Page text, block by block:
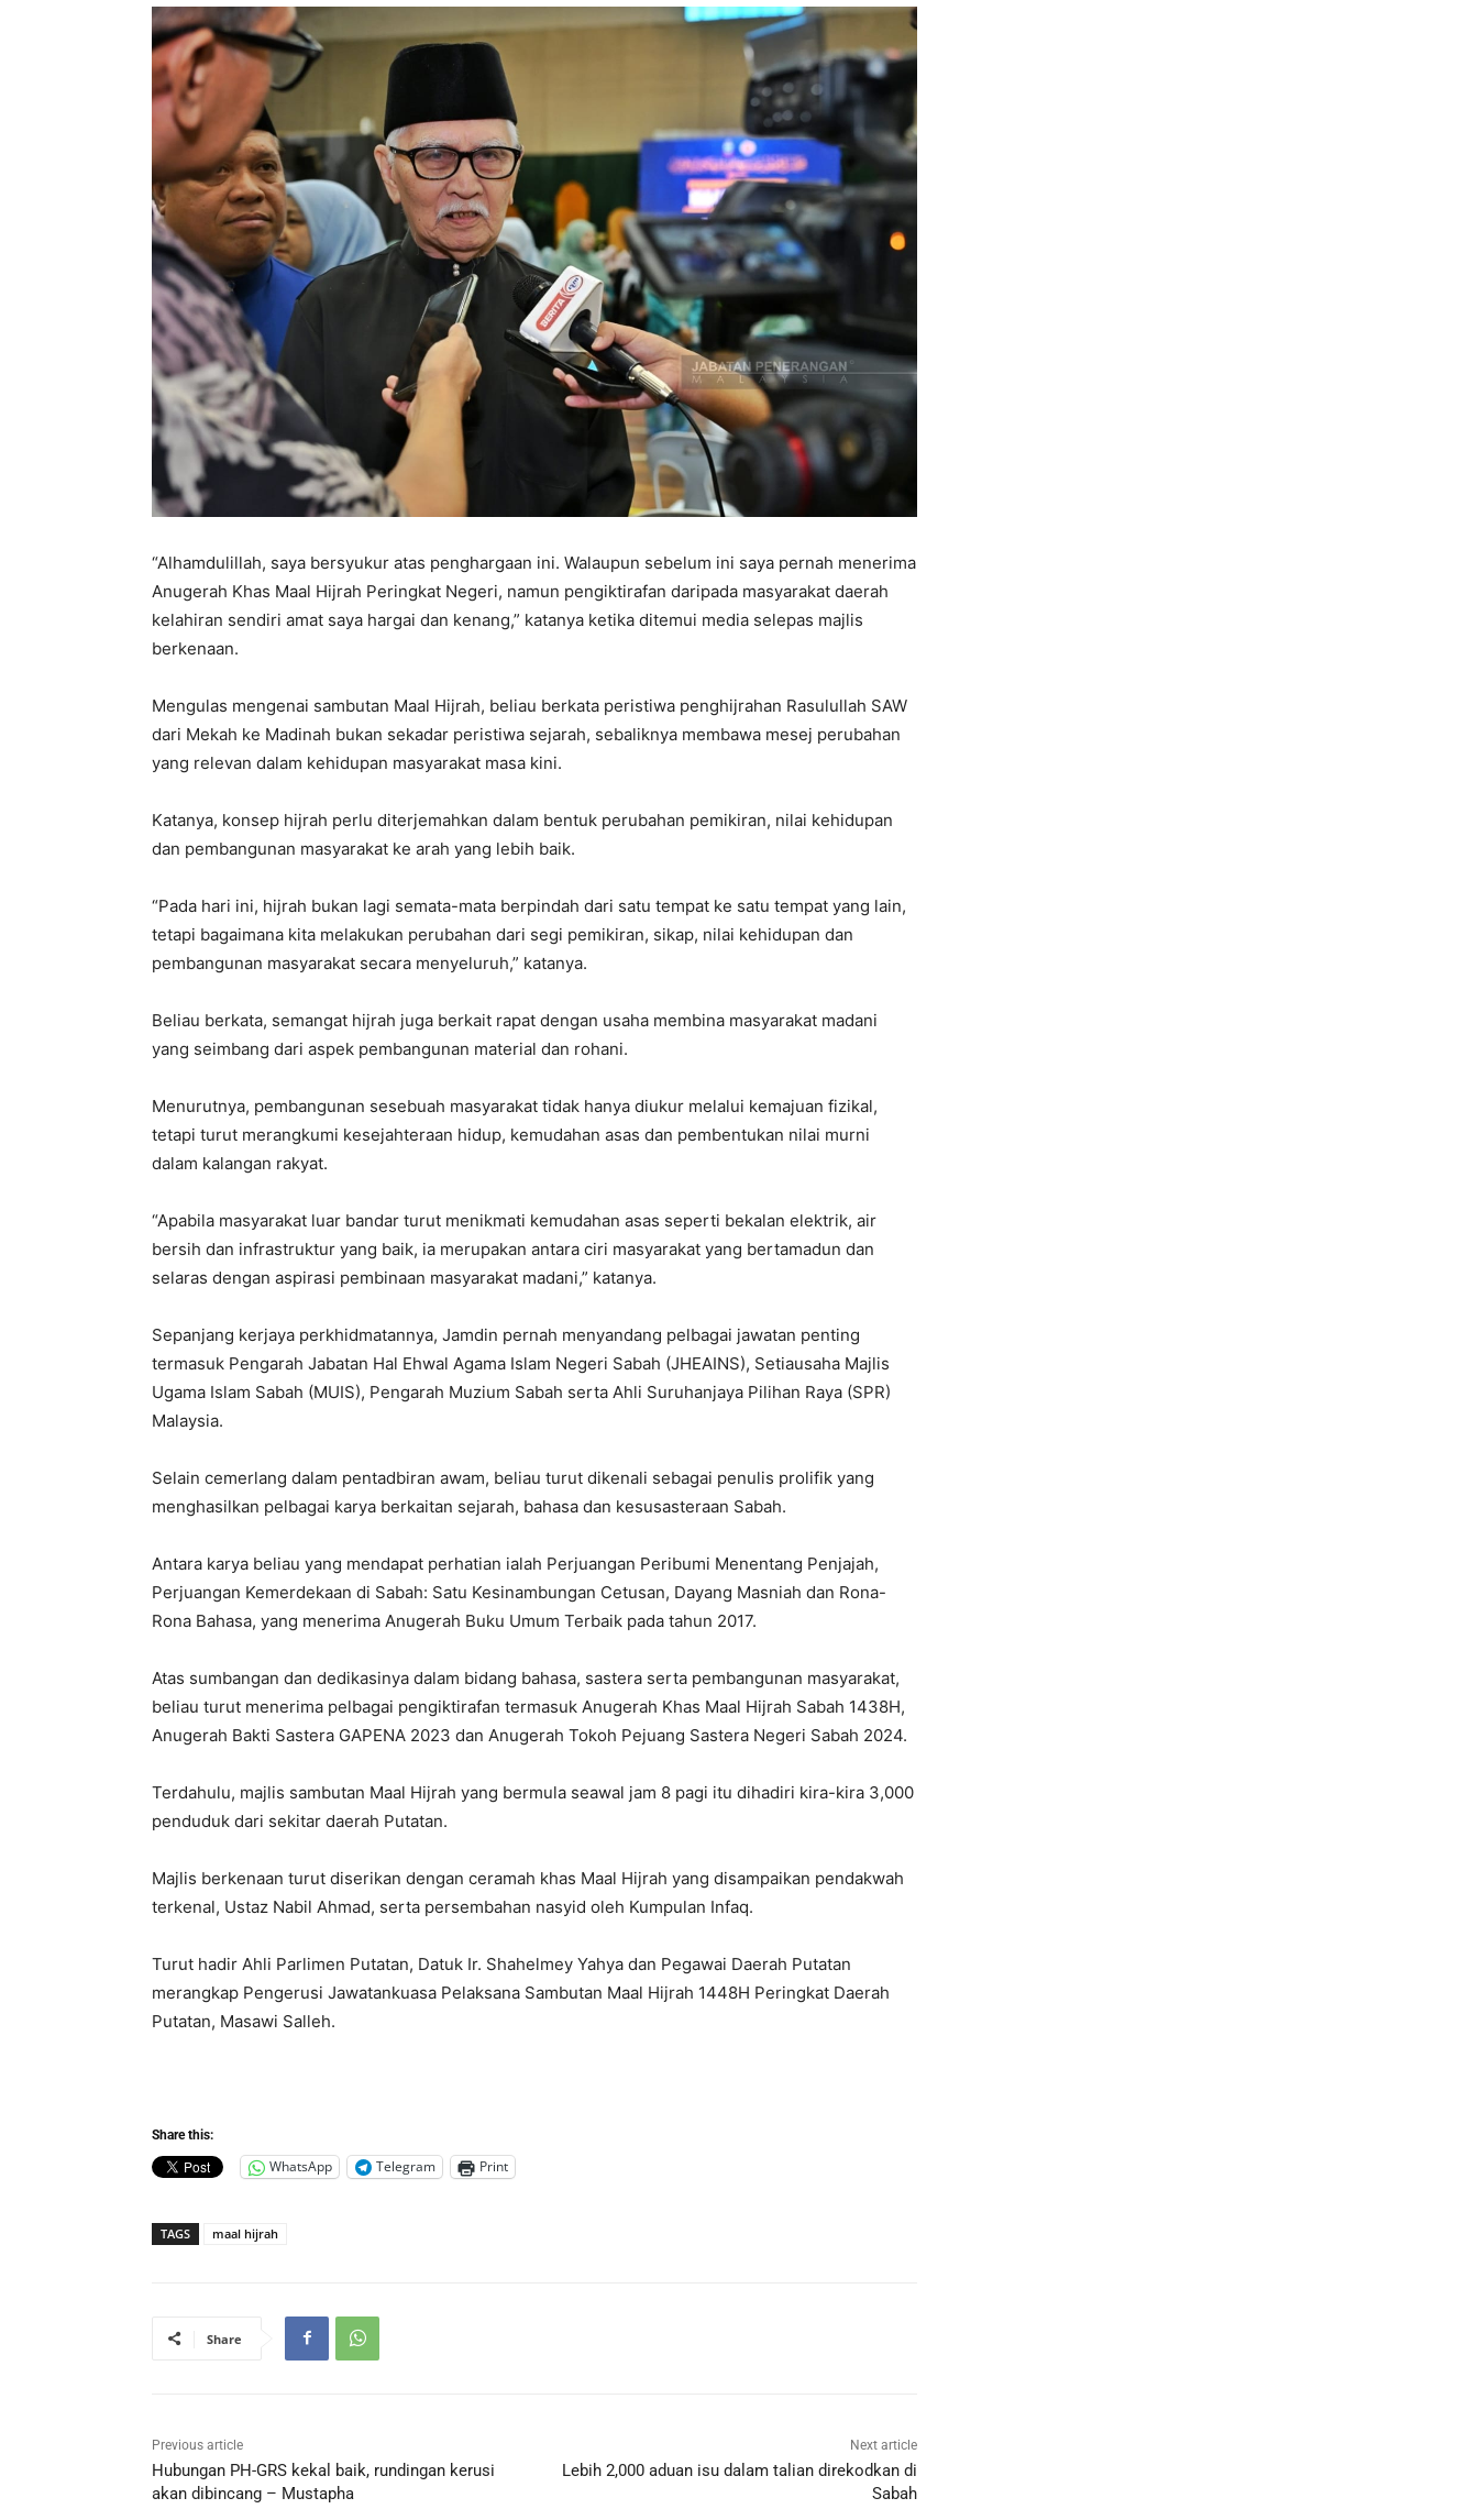
“Alhamdulillah, saya bersyukur atas penghargaan ini. Walaupun sebelum ini saya pernah menerima
Anugerah Khas Maal Hijrah Peringkat Negeri, namun pengiktirafan daripada masyarakat daerah
kelahiran sendiri amat saya hargai dan kenang,” katanya ketika ditemui media selepas majlis
berkenaan.
Mengulas mengenai sambutan Maal Hijrah, beliau berkata peristiwa penghijrahan Rasulullah SAW
dari Mekah ke Madinah bukan sekadar peristiwa sejarah, sebaliknya membawa mesej perubahan
yang relevan dalam kehidupan masyarakat masa kini.
Katanya, konsep hijrah perlu diterjemahkan dalam bentuk perubahan pemikiran, nilai kehidupan
dan pembangunan masyarakat ke arah yang lebih baik.
“Pada hari ini, hijrah bukan lagi semata-mata berpindah dari satu tempat ke satu tempat yang lain,
tetapi bagaimana kita melakukan perubahan dari segi pemikiran, sikap, nilai kehidupan dan
pembangunan masyarakat secara menyeluruh,” katanya.
Beliau berkata, semangat hijrah juga berkait rapat dengan usaha membina masyarakat madani
yang seimbang dari aspek pembangunan material dan rohani.
Menurutnya, pembangunan sesebuah masyarakat tidak hanya diukur melalui kemajuan fizikal,
tetapi turut merangkumi kesejahteraan hidup, kemudahan asas dan pembentukan nilai murni
dalam kalangan rakyat.
“Apabila masyarakat luar bandar turut menikmati kemudahan asas seperti bekalan elektrik, air
bersih dan infrastruktur yang baik, ia merupakan antara ciri masyarakat yang bertamadun dan
selaras dengan aspirasi pembinaan masyarakat madani,” katanya.
Sepanjang kerjaya perkhidmatannya, Jamdin pernah menyandang pelbagai jawatan penting
termasuk Pengarah Jabatan Hal Ehwal Agama Islam Negeri Sabah (JHEAINS), Setiausaha Majlis
Ugama Islam Sabah (MUIS), Pengarah Muzium Sabah serta Ahli Suruhanjaya Pilihan Raya (SPR)
Malaysia.
Selain cemerlang dalam pentadbiran awam, beliau turut dikenali sebagai penulis prolifik yang
menghasilkan pelbagai karya berkaitan sejarah, bahasa dan kesusasteraan Sabah.
Antara karya beliau yang mendapat perhatian ialah Perjuangan Peribumi Menentang Penjajah,
Perjuangan Kemerdekaan di Sabah: Satu Kesinambungan Cetusan, Dayang Masniah dan Rona-
Rona Bahasa, yang menerima Anugerah Buku Umum Terbaik pada tahun 2017.
Atas sumbangan dan dedikasinya dalam bidang bahasa, sastera serta pembangunan masyarakat,
beliau turut menerima pelbagai pengiktirafan termasuk Anugerah Khas Maal Hijrah Sabah 1438H,
Anugerah Bakti Sastera GAPENA 2023 dan Anugerah Tokoh Pejuang Sastera Negeri Sabah 2024.
Terdahulu, majlis sambutan Maal Hijrah yang bermula seawal jam 8 pagi itu dihadiri kira-kira 3,000
penduduk dari sekitar daerah Putatan.
Majlis berkenaan turut diserikan dengan ceramah khas Maal Hijrah yang disampaikan pendakwah
terkenal, Ustaz Nabil Ahmad, serta persembahan nasyid oleh Kumpulan Infaq.
Turut hadir Ahli Parlimen Putatan, Datuk Ir. Shahelmey Yahya dan Pegawai Daerah Putatan
merangkap Pengerusi Jawatankuasa Pelaksana Sambutan Maal Hijrah 1448H Peringkat Daerah
Putatan, Masawi Salleh.
Share this:
WhatsApp Telegram Print
TAGS maal hijrah
Share
Previous article
Hubungan PH-GRS kekal baik, rundingan kerusi
akan dibincang – Mustapha
Next article
Lebih 2,000 aduan isu dalam talian direkodkan di
Sabah